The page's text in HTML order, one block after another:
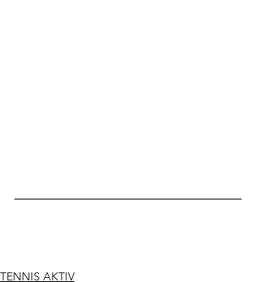
TENNIS AKTIV